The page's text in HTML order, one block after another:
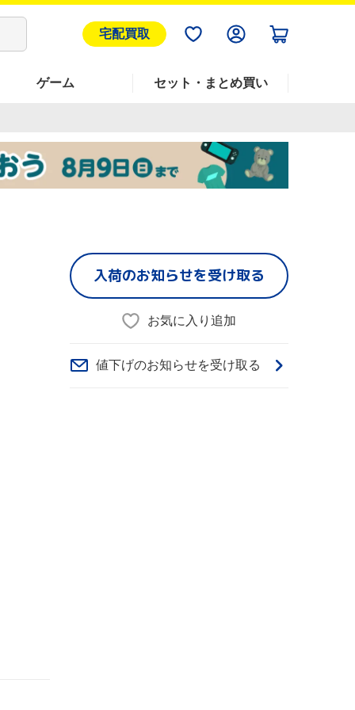
宅配買取
ゲーム セット・まとめ買い
入荷のお知らせを受け取る
お気に入り追加
値下げのお知らせを受け取る